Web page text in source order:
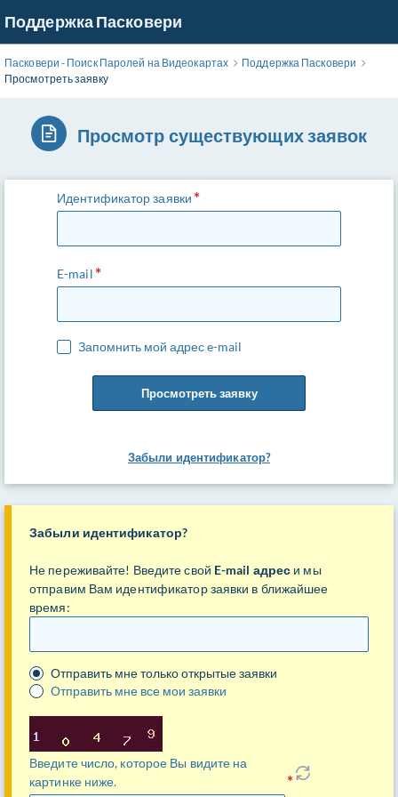
основному
содержимому
Поддержка Пасковери
Пасковери - Поиск Паролей на Видеокартах
Поддержка Пасковери
Просмотреть заявку
Просмотр существующих заявок
Идентификатор заявки
E-mail
Запомнить мой адрес e-mail
Просмотреть заявку
Забыли идентификатор?
Забыли идентификатор?
Не переживайте! Введите свой E-mail адрес и мы
отправим Вам идентификатор заявки в ближайшее
время:
Отправить мне только открытые заявки
Отправить мне все мои заявки
Введите число, которое Вы видите на
картинке ниже.